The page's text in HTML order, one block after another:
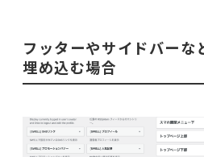
フッターやサイドバーな
埋め込む場合